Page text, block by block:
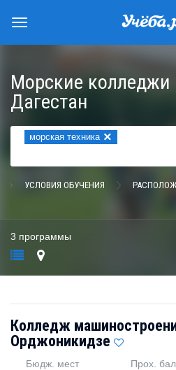
Морские колледжи
Дагестан
морская техника ×
УСЛОВИЯ ОБУЧЕНИЯ
3 программы
Колледж
Орджоникидзе
Бюдж. мест Прох.